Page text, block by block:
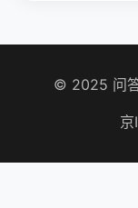
© 2025 问